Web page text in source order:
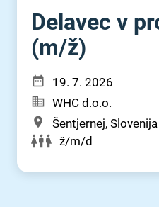
Delavec v
(m⁠/⁠ž)
19. 7. 2026
WHC d.o.o.
Šentjernej, Slovenija
ž/m/d